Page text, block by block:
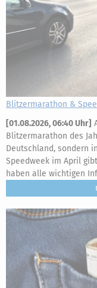
Blitzermarathon &
[01.08.2026, 06:40 Uhr]
Blitzermarathon des
Deutschland, sondern
Speedweek im April
haben alle wichtigen